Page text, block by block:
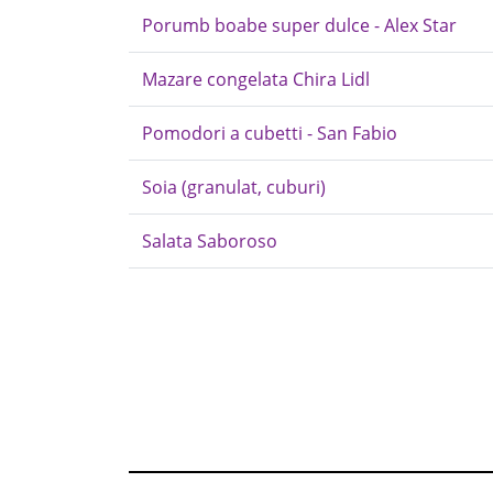
Porumb boabe super dulce - Alex Star
Mazare congelata Chira Lidl
Pomodori a cubetti - San Fabio
Soia (granulat, cuburi)
Salata Saboroso